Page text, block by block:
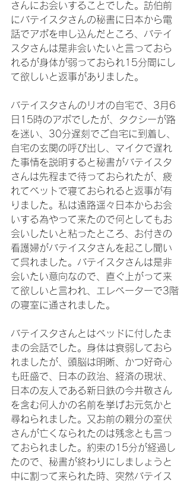
さんにお会いすることでした。訪伯前
にバテイスタさんの秘書に日本から電
話でアポを申し込んだところ、バテイ
スタさんは是非会いたいと言っておら
れるが身体が弱っておられ15分間にし
て欲しいと返事がありました。
バテイスタさんのリオの自宅で、3月6
日15時のアポでしたが、タクシーが路
を迷い、30分遅刻でご自宅に到着し、
自宅の玄関の呼び出し、マイクで遅れ
た事情を説明すると秘書がバテイスタ
さんは先程まで待っておられたが、疲
れてベットで寝ておられると返事が有
りました。私は遠路遥々日本からお会
いする為やって来たので何としてもお
会いしたいと粘ったところ、お付きの
看護婦がバテイスタさんを起こし聞い
て呉れました。バテイスタさんは是非
会いたい意向なので、直ぐ上がって来
て欲しいと言われ、エレベーターで3階
の寝室に通されました。
バテイスタさんとはベッドに付したま
まの会話でした。身体は衰弱しておら
れましたが、頭脳は明晰、かつ好奇心
も旺盛で、日本の政治、経済の現状、
日本の友人である新日鉄の今井敬さん
を含む何人かの名前を挙げお元気かと
尋ねられました。又お前の親分の室伏
さんが亡くなられたのは残念とも言っ
ておられました。約束の15分が経過し
たので、秘書が終わりにしましょうと
中に割って来られた時、突然バテイス